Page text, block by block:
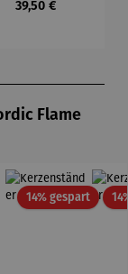
Regulärer Preis:
39,50 €
Flame
14% gespartRabatt